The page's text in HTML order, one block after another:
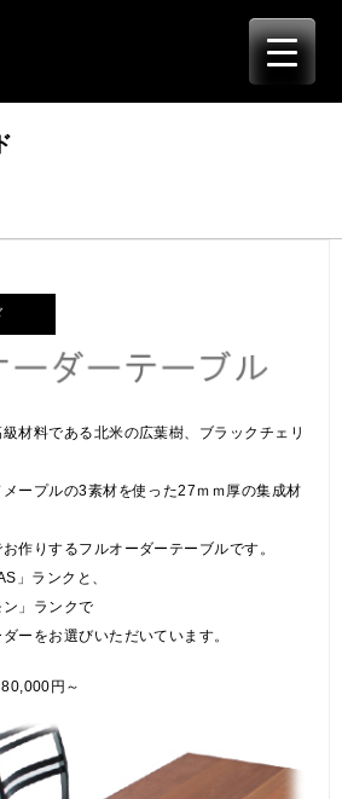
材料である北米の広葉樹、ブラックチェリ
ープルの3素材を使った27ｍｍ厚の集成材
作りするフルオーダーテーブルです。
」ランクと、
」ランクで
ーをお選びいただいています。
円～